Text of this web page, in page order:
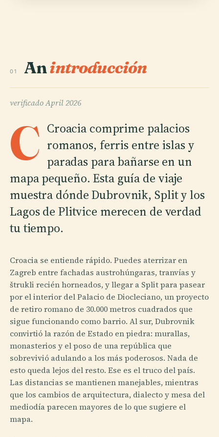
01 Anintroducción
verificadoApril 2026
C Croacia comprime palacios
romanos, ferris entre islas y
paradas para bañarse en un
mapa pequeño. Esta guía de viaje
muestra dónde Dubrovnik, Split y los
Lagos de Plitvice merecen de verdad
tu tiempo.
Croacia se entiende rápido. Puedes aterrizar en
Zagreb entre fachadas austrohúngaras, tranvías y
štrukli recién horneados, y llegar a Split para pasear
por el interior del Palacio de Diocleciano, un proyecto
de retiro romano de 30.000 metros cuadrados que
sigue funcionando como barrio. Al sur, Dubrovnik
convirtió la razón de Estado en piedra: murallas,
monasterios y el poso de una república que
sobrevivió adulando a los más poderosos. Nada de
esto queda lejos del resto. Ese es el truco del país.
Las distancias se mantienen manejables, mientras
que los cambios de arquitectura, dialecto y mesa del
mediodía parecen mayores de lo que sugiere el
mapa.